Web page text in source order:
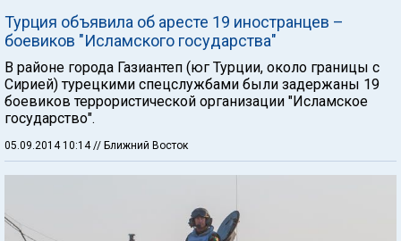
Турция объявила об аресте 19 иностранцев –
боевиков "Исламского государства"
В районе города Газиантеп (юг Турции, около границы с
Сирией) турецкими спецслужбами были задержаны 19
боевиков террористической организации "Исламское
государство".
05.09.2014 10:14 // Ближний Восток